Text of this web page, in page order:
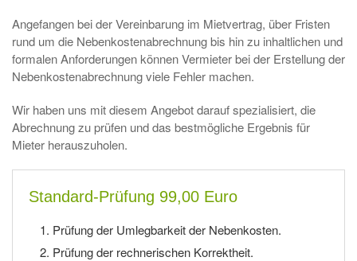
Angefangen bei der Vereinbarung im Mietvertrag, über Fristen
rund um die Nebenkostenabrechnung bis hin zu inhaltlichen und
formalen Anforderungen können Vermieter bei der Erstellung der
Nebenkostenabrechnung viele Fehler machen.
Wir haben uns mit diesem Angebot darauf spezialisiert, die
Abrechnung zu prüfen und das bestmögliche Ergebnis für
Mieter herauszuholen.
Standard-Prüfung 99,00 Euro
Prüfung der Umlegbarkeit der Nebenkosten.
Prüfung der rechnerischen Korrektheit.